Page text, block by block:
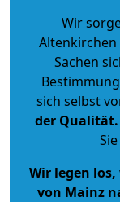
Wir
Sachen
sich selbst
der Qualität.
Wir legen
von Mainz